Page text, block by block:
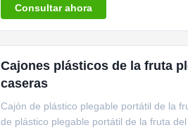
Consultar ahora
Cajones plásticos de la fruta
caseras
Cajón de plástico plegable portátil de la
de plástico plegable portátil de la fruta